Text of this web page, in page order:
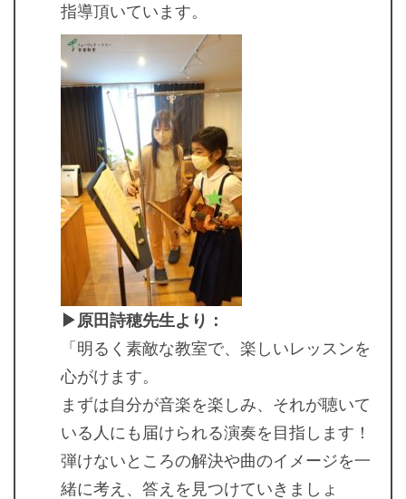
指導頂いています。
▶原田詩穂先生より：
「明るく素敵な教室で、楽しいレッスンを
心がけます。
まずは自分が音楽を楽しみ、それが聴いて
いる人にも届けられる演奏を目指します！
弾けないところの解決や曲のイメージを一
緒に考え、答えを見つけていきましょ